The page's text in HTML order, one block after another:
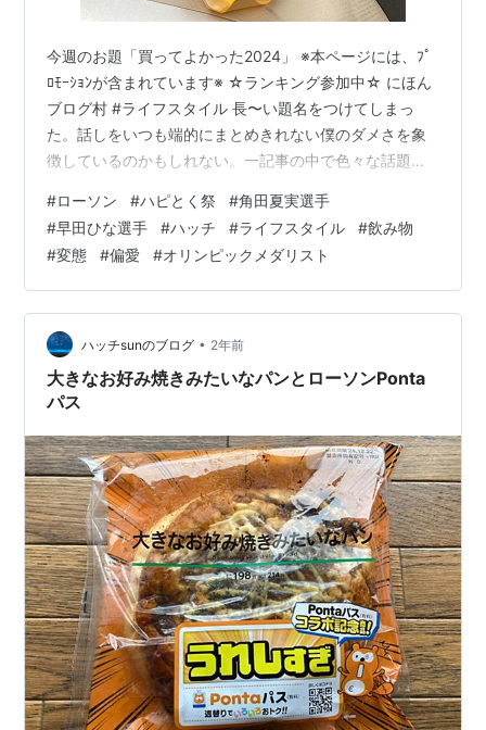
今週のお題「買ってよかった2024」 ※本ページには、ﾌﾟ
ﾛﾓｰｼｮﾝが含まれています※ ☆ランキング参加中☆ にほん
ブログ村 #ライフスタイル 長〜い題名をつけてしまっ
た。話しをいつも端的にまとめきれない僕のダメさを象
徴しているのかもしれない。一記事の中で色々な話題を
hatch51.com さてさて、ハピとく祭の企画者はなかな
か、時代の流行りモノに敏感で素晴らしいと思う。今冬
のハピとく祭のキャラ、メインの松山ケンイチはそのま
まだが、王林ちゃんと錦鯉さんをカットした代わりに、
なんと先のオリンピックで大注目で活躍され、また自分
的には女の色香を強く感じ…
#ローソン #ハピとく祭 #角田夏実選手
#早田ひな選手 #ハッチ #ライフスタイル #飲み物
#変態 #偏愛 #オリンピックメダリスト
ハッチsunのブログ • 2年前
大きなお好み焼きみたいなパンとローソンPonta
パス